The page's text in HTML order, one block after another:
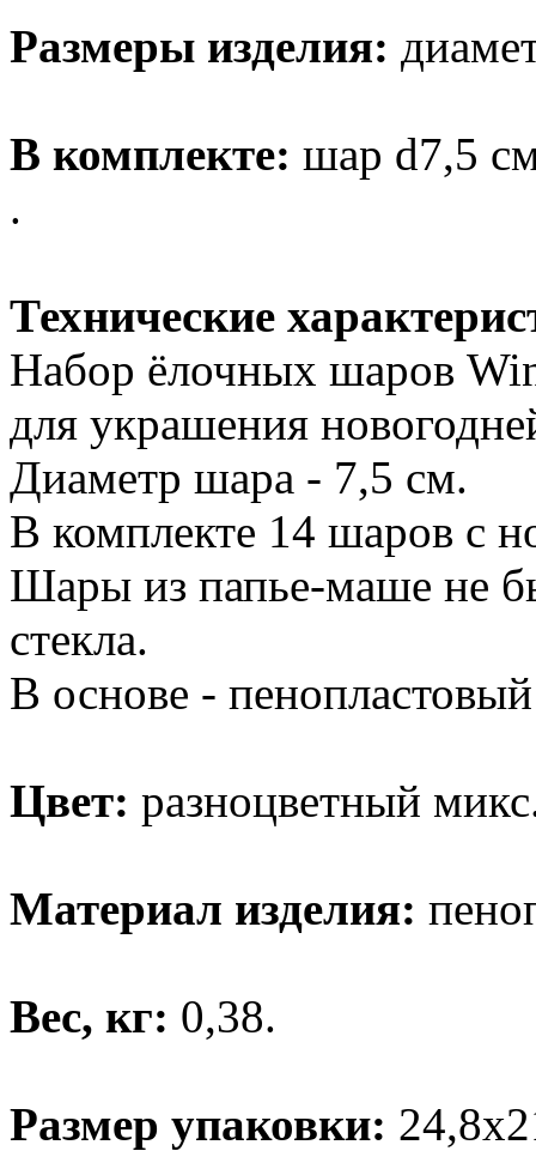
Размеры изделия:
В комплекте: шар d7,5
.
Технические
Набор ёлочных шаров
для украшения
Диаметр шара - 7,5 см.
В комплекте 14 шаров с
Шары из папье-маше не
стекла.
В основе -
Цвет: разноцветный
Материал изделия:
Вес, кг: 0,38.
Размер упаковки: